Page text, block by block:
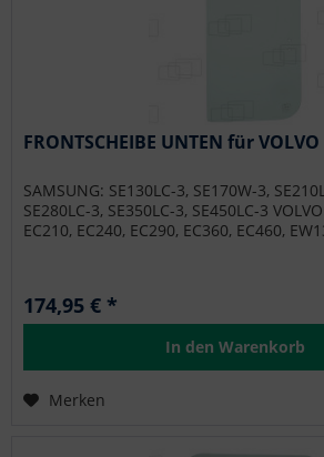
FRONTSCHEIBE UNTEN für VOLVO
SAMSUNG: SE130LC-3, SE170W-3,
SE280LC-3, SE350LC-3, SE450LC-3
EC210, EC240, EC290, EC360, EC460,
174,95 € *
In den Warenkorb
Merken